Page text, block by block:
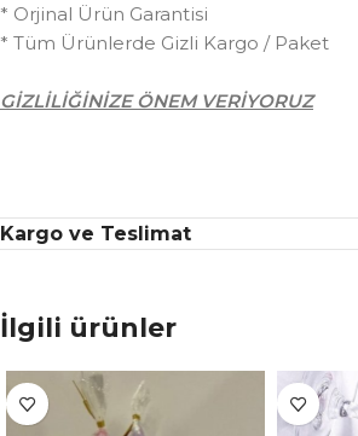
* Orjinal Ürün Garantisi
* Tüm Ürünlerde Gizli Kargo / Paket
GİZLİLİĞİNİZE ÖNEM VERİYORUZ
Kargo ve Teslimat
İlgili ürünler